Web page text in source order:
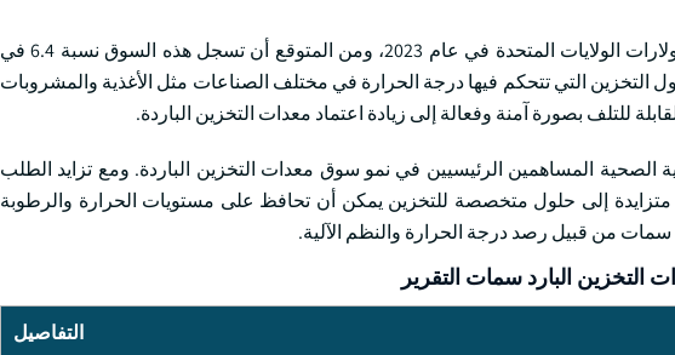
وقيمت سوق معدات التخزين الباردة بمبلغ 51 بليون دولار من دولارات الولايات المتحدة في عام 2023، ومن المتوقع أن تسجل هذه السوق نسبة 6.4 في
الطلب على حلول التخزين التي تتحكم فيها درجة الحرارة في مختلف الصناعات مثل الأغذية والمشروبات
للتلف بصورة آمنة وفعالة إلى زيادة اعتماد معدات التخزين الباردة.
الصحية المساهمين الرئيسيين في نمو سوق معدات التخزين الباردة. ومع تزايد الطلب
متزايدة إلى حلول متخصصة للتخزين يمكن أن تحافظ على مستويات الحرارة والرطوبة
من قبيل رصد درجة الحرارة والنظم الآلية.
البارد سمات التقرير
التفاصيل